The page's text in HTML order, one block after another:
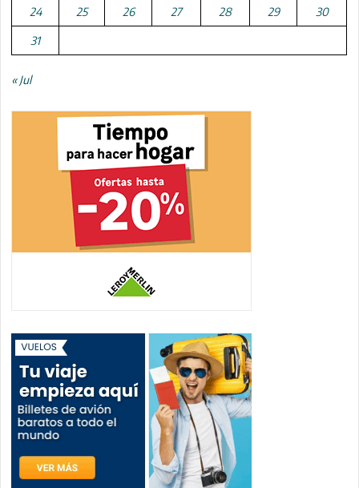
24 25 26 27 28 29 30
31
« Jul